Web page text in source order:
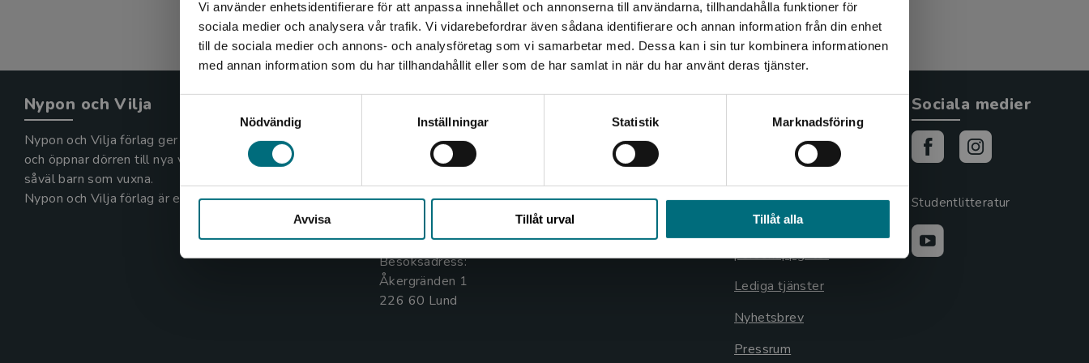
Vi använder enhetsidentifierare för att anpassa innehållet och annonserna till användarna, tillhandahålla funktioner för
sociala medier och analysera vår trafik. Vi vidarebefordrar även sådana identifierare och annan information från din enhet
till de sociala medier och annons- och analysföretag som vi samarbetar med. Dessa kan i sin tur kombinera informationen
med annan information som du har tillhandahållit eller som de har samlat in när du har använt deras tjänster.
Nödvändig
Inställningar Statistik Marknadsföring
Avvisa Tillåt urval Tillåt alla
Det verkar som att du besöker nyponochviljaforlag.se via
en enhet utanför Sverige. Vi erbjuder inte leveranser
utanför Sverige. För att kunna slutföra ett köp måste
leveransadressen vara i Sverige.
Nypon och Vilja
Nypon och Vilja förlag ger ut böcker som väcker läslust
och öppnar dörren till nya världar och möjligheter för
såväl barn som vuxna.
Nypon och Vilja förlag är en del av Studentlitteratur.
Kontakta oss
046-31 20 00
Box 141
Besöksadress:
Åkergränden 1
Kontakta kundservice
046-31 21 00
Frågor och svar
Köpvillkor
Cookieinställningar
GDPR och
personuppgifter
Lediga tjänster
Nyhetsbrev
Pressrum
Sociala medier
Studentlitteratur